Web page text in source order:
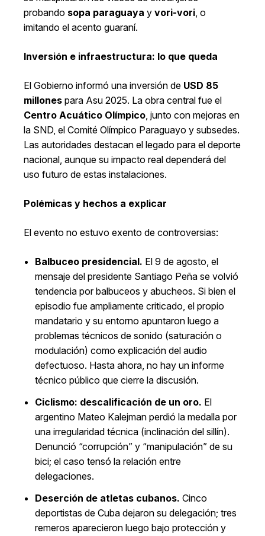
probando sopa paraguaya y vori-vori, o
imitando el acento guaraní.
Inversión e infraestructura: lo que queda
El Gobierno informó una inversión de USD 85
millones para Asu 2025. La obra central fue el
Centro Acuático Olímpico, junto con mejoras en
la SND, el Comité Olímpico Paraguayo y subsedes.
Las autoridades destacan el legado para el deporte
nacional, aunque su impacto real dependerá del
uso futuro de estas instalaciones.
Polémicas y hechos a explicar
El evento no estuvo exento de controversias:
Balbuceo presidencial. El 9 de agosto, el
mensaje del presidente Santiago Peña se volvió
tendencia por balbuceos y abucheos. Si bien el
episodio fue ampliamente criticado, el propio
mandatario y su entorno apuntaron luego a
problemas técnicos de sonido (saturación o
modulación) como explicación del audio
defectuoso. Hasta ahora, no hay un informe
técnico público que cierre la discusión.
Ciclismo: descalificación de un oro. El
argentino Mateo Kalejman perdió la medalla por
una irregularidad técnica (inclinación del sillín).
Denunció “corrupción” y “manipulación” de su
bici; el caso tensó la relación entre
delegaciones.
Deserción de atletas cubanos. Cinco
deportistas de Cuba dejaron su delegación; tres
remeros aparecieron luego bajo protección y